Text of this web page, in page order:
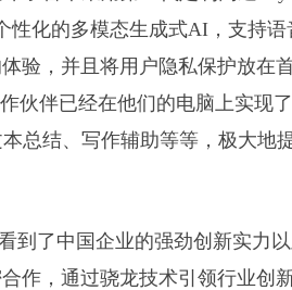
化的多模态生成式AI，支持语
验，并且将用户隐私保护放在
伙伴已经在他们的电脑上实现
总结、写作辅助等等，极大地
到了中国企业的强劲创新实力
作，通过骁龙技术引领行业创